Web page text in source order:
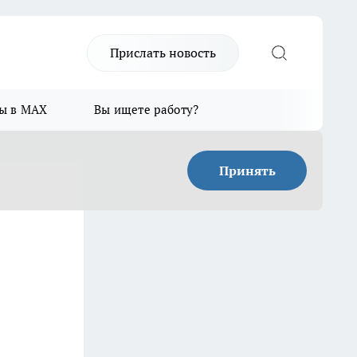
Прислать новость
в MAX Вы ищете работу?
Принять